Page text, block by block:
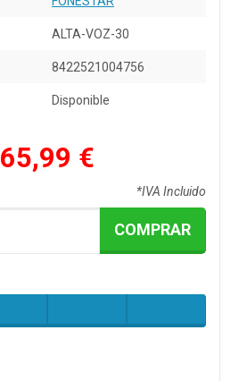
ALTA-VOZ-30
8422521004756
Disponible
65,99 €
*IVA Incluido
COMPRAR